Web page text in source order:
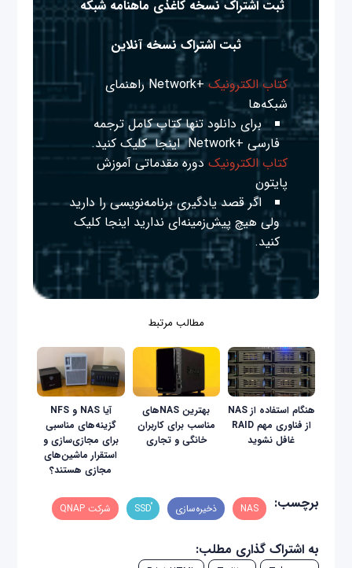
ثبت اشتراک نسخه کاغذی ماهنامه شبکه
ثبت اشتراک نسخه آنلاین
کتاب الکترونیک
+Network راهنمای
شبکه‌ها
برای دانلود تنها کتاب کامل ترجمه
فارسی +Network
اینجا کلیک کنید.
کتاب الکترونیک دوره مقدماتی آموزش
پایتون
اگر قصد یادگیری برنامه‌نویسی را دارید
ولی هیچ پیش‌زمینه‌ای نداریداینجا کلیک
کنید.
مطالب مرتبط
هنگام استفاده از NAS
از فناوری مهم RAID
غافل نشوید
بهترین NASهای
مناسب برای کاربران
خانگی و تجاری
آیا NAS و NFS
گزینه‌های مناسبی
برای مجازی‌سازی و
استقرار ماشین‌های
مجازی هستند؟
برچسب: NAS ذخیره‌سازی ْSSD شرکت QNAP
به اشتراک گذاری مطلب: